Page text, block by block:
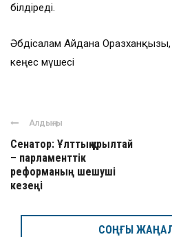
білдіреді.
Әбдісалам Айдана
кеңес мүшесі
Алдыңғы
Сенатор: Ұлттық құрылтай
– парламенттік
реформаның шешуші
кезеңі
СОҢҒЫ